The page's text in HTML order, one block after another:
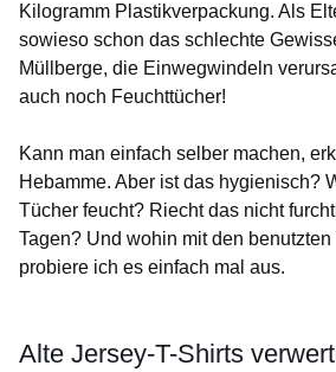
Kilogramm Plastikverpackung. Als
sowieso schon das schlechte
Müllberge, die Einwegwindeln
auch noch Feuchttücher!
Kann man einfach selber machen,
Hebamme. Aber ist das hygienisch?
Tücher feucht? Riecht das nicht
Tagen? Und wohin mit den
probiere ich es einfach mal aus.
Alte Jersey-T-Shirts